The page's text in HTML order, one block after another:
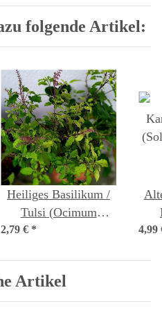
folgende Artikel:
Heiliges Basilikum /
Tulsi (Ocimum
tenuiflorum syn.
2,79 € * 4,99
Artikel